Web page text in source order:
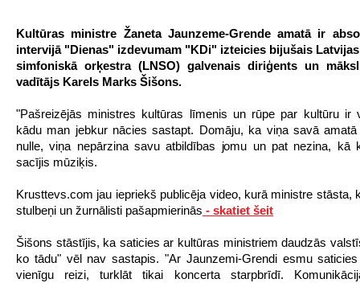
Kultūras ministre Žaneta Jaunzeme-Grende amatā ir
intervijā "Dienas" izdevumam "KDi" izteicies bijušais
simfoniskā orķestra (LNSO) galvenais diriģents un
vadītājs Karels Marks Šišons.
"Pašreizējās ministres kultūras līmenis un rūpe par kultūru ir
kādu man jebkur nācies sastapt. Domāju, ka viņa savā
nulle, viņa nepārzina savu atbildības jomu un pat nezina, kā
sacījis mūziķis.
Krusttevs.com jau iepriekš publicēja video, kurā ministre stāsta,
stulbeņi un žurnālisti pašapmierinās - skatiet šeit
Šišons stāstījis, ka saticies ar kultūras ministriem daudzās
ko tādu" vēl nav sastapis. "Ar Jaunzemi-Grendi esmu
vienīgu reizi, turklāt tikai koncerta starpbrīdī.